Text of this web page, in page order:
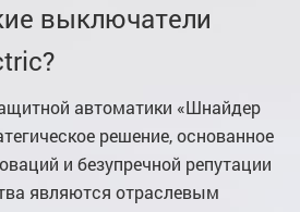
выключатели
автоматики «Шнайдер
решение, основанное
и безупречной репутации
являются отраслевым